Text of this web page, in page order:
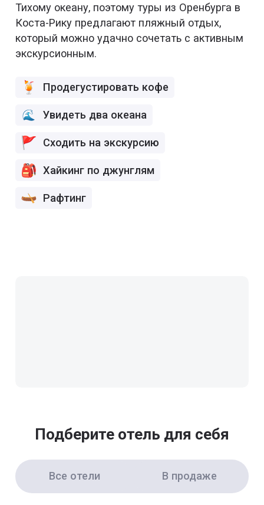
Тихому океану, поэтому туры из Оренбурга в
Коста-Рику предлагают пляжный отдых,
который можно удачно сочетать с активным
экскурсионным.
Продегустировать кофе
Увидеть два океана
Сходить на экскурсию
Хайкинг по джунглям
Рафтинг
Подберите отель для себя
Все отели В продаже